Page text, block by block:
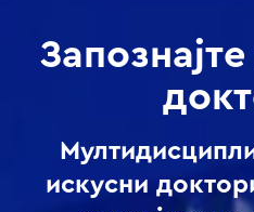
искусни